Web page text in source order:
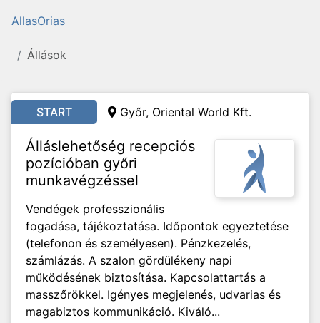
AllasOrias
Állások
START Győr, Oriental World Kft.
Álláslehetőség recepciós
pozícióban győri
munkavégzéssel
Vendégek professzionális
fogadása, tájékoztatása. Időpontok egyeztetése
(telefonon és személyesen). Pénzkezelés,
számlázás. A szalon gördülékeny napi
működésének biztosítása. Kapcsolattartás a
masszőrökkel. Igényes megjelenés, udvarias és
magabiztos kommunikáció. Kiváló...